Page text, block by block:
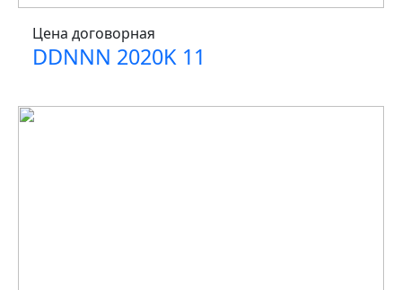
Цена договорная
DDNNN 2020K 11